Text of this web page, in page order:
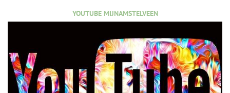
YOUTUBE MIJNAMSTELVEEN